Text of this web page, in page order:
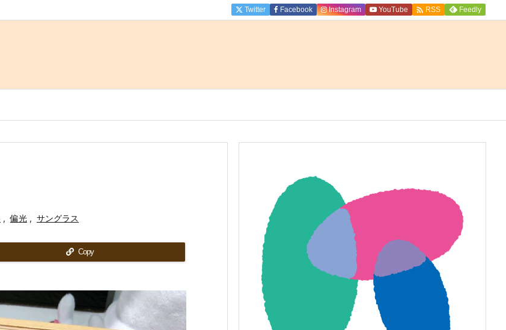
Twitter Facebook Instagram YouTube  RSS Feedly
, 偏光 , サングラス
Copy